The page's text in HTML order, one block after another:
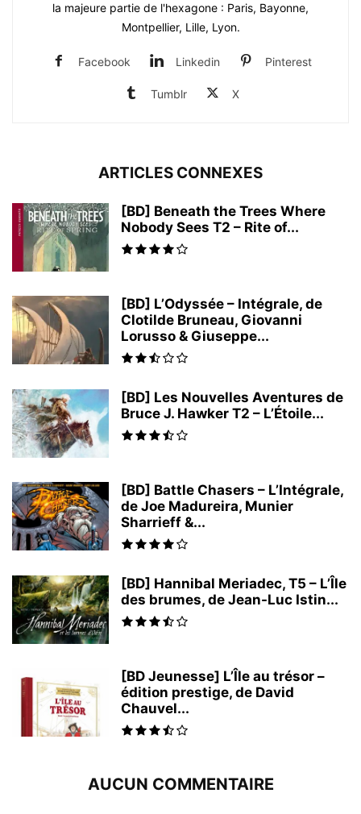
la majeure partie de l'hexagone : Paris, Bayonne,
Montpellier, Lille, Lyon.
Facebook Linkedin Pinterest
Tumblr X
ARTICLES CONNEXES
[BD] Beneath the Trees Where
Nobody Sees T2 – Rite of...
[BD] L’Odyssée – Intégrale, de
Clotilde Bruneau, Giovanni
Lorusso & Giuseppe...
[BD] Les Nouvelles Aventures de
Bruce J. Hawker T2 – L’Étoile...
[BD] Battle Chasers – L’Intégrale,
de Joe Madureira, Munier
Sharrieff &...
[BD] Hannibal Meriadec, T5 – L’Île
des brumes, de Jean-Luc Istin...
[BD Jeunesse] L’Île au trésor –
édition prestige, de David
Chauvel...
AUCUN COMMENTAIRE